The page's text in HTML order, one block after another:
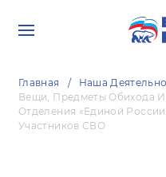
Главная Наша
Вещи, Предметы Обихода
Отделения «Единой
Участников СВО